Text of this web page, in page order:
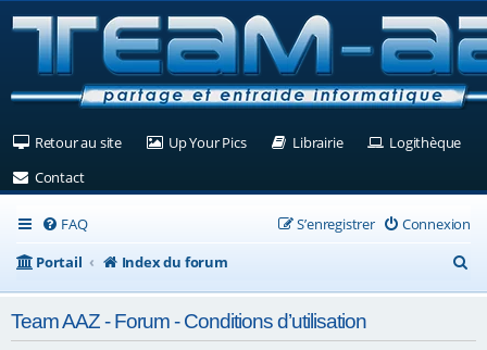
Retour au site(Ouvre un nouvel onglet)
Up Your Pics(Ouvre un nouvel onglet)
Librairie(Ouvre un nouvel
Logithèque
Contact(Ouvre un nouvel onglet)
FAQ Connexion
S’enregistrer
Portail
Index du forum
e
Team AAZ - Forum - Conditions d’utilisation